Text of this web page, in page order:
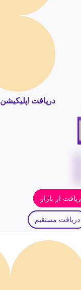
دریافت اپلیکیشن
از بازار
دریافت مستقیم